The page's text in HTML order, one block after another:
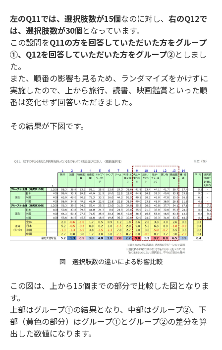
左のQ11では、選択肢数が15個なのに対し、 右のQ12で
は、選択肢数が30個となっています。
この設問をQ11の方を回答していただいた方をグループ
①、Q12を回答していただいた方をグループ②としまし
た。
また、順番の影響も見るため、ランダマイズをかけずに
実施したので、上から旅行、読書、映画鑑賞といった順
番は変化せず回答いただきました。
その結果が下図です。
図 選択肢数の違いによる影響比較
この図は、上から15個までの部分で比較した図となりま
す。
上部はグループ①の結果となり、中部はグループ②、下
部（黄色の部分）はグループ①とグループ②の差分を算
出した数値になります。